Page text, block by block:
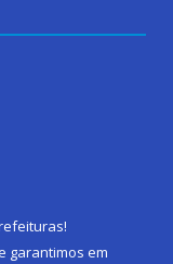
!
garantimos em